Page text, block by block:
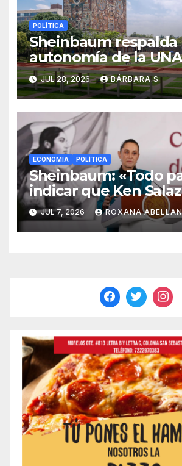
POLÍTICA
Sheinbaum respalda
autonomía de la
resolver polémica
examen de ingreso
JUL 28, 2026 BÁRBARA.S
ECONOMÍA POLÍTICA
Sheinbaum: «Todo
indicar que Ken
mintió» sobre
Mayo’
JUL 7, 2026 ROXANA ABELLAN